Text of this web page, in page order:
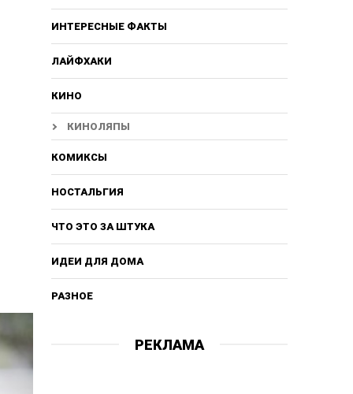
ИНТЕРЕСНЫЕ ФАКТЫ
ЛАЙФХАКИ
КИНО
КИНОЛЯПЫ
КОМИКСЫ
НОСТАЛЬГИЯ
ЧТО ЭТО ЗА ШТУКА
ИДЕИ ДЛЯ ДОМА
РАЗНОЕ
РЕКЛАМА